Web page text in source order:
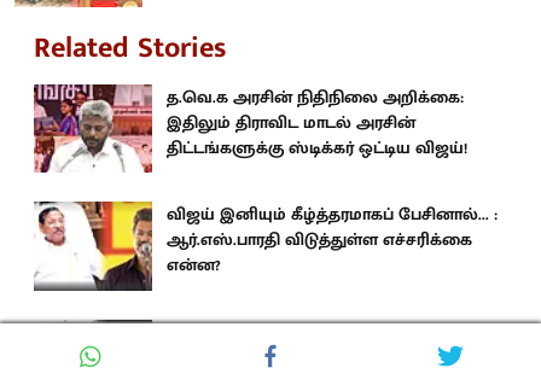
Related Stories
த.வெ.க அரசின் நிதிநிலை அறிக்கை:
இதிலும் திராவிட மாடல் அரசின்
திட்டங்களுக்கு ஸ்டிக்கர் ஒட்டிய விஜய்!
விஜய் இனியும் கீழ்த்தரமாகப் பேசினால்... :
ஆர்.எஸ்.பாரதி விடுத்துள்ள எச்சரிக்கை
என்ன?
“ஸ்டிக்கர் விஜய் அரசே.. வெட்கமே
இல்லையா?” : தி.மு.க கடும் கண்டனம்!